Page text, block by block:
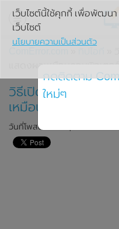
»
วิธีเปิดเว็บไซต์บนมื
เหมือนคอมพิวเตอร์
วันที่โพสต์: 13 พฤศจิกายน 2019
เว็บไซต์นี้ใช้คุกกี้ เพื่อพัฒนา
เว็บไซต์
นโยบายความเป็นส่วนตัว
กดติดตาม
ใหม่ๆ